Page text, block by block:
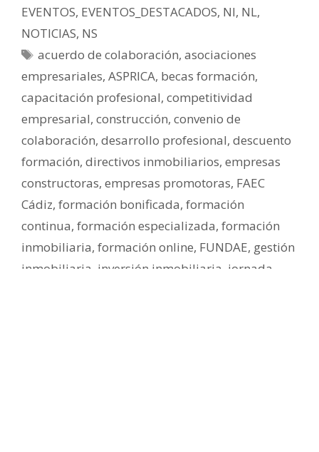
EVENTOS, EVENTOS_DESTACADOS, NI, NL,
NOTICIAS, NS
acuerdo de colaboración,asociaciones
empresariales, ASPRICA, becas formación,
capacitación profesional, competitividad
empresarial, construcción, convenio de
colaboración, desarrollo profesional, descuento
formación, directivos inmobiliarios, empresas
constructoras, empresas promotoras, FAEC
Cádiz, formación bonificada, formación
continua, formación especializada, formación
inmobiliaria, formación online, FUNDAE, gestión
inmobiliaria inversión inmobiliaria jornada